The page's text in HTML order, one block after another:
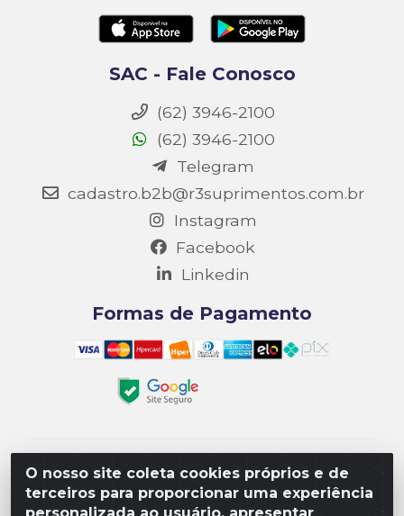
O nosso site coleta cookies próprios e de
terceiros para proporcionar uma experiência
SAC - Fale Conosco
(62) 3946-2100
(62) 3946-2100
Telegram
cadastro.b2b@r3suprimentos.com.br
Instagram
Facebook
Linkedin
Formas de Pagamento
Matriz R3 Suprimentos - Rua 14, Polo Empresarial
Goiás – Etapa III, Quadra: 15; Lote 04, Aparecida de
Goiânia/GO, CEP 74985-182. - CNPJ